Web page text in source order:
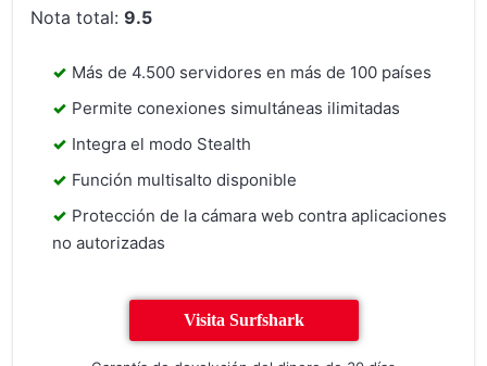
Nota total:9.5
Más de 4.500 servidores en más de 100 países
Permite conexiones simultáneas ilimitadas
Integra el modo Stealth
Función multisalto disponible
Protección de la cámara web contra aplicaciones
no autorizadas
Visita Surfshark